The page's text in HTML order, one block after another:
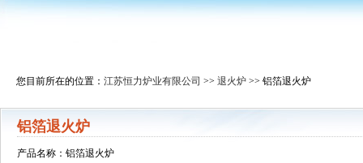
您目前所在的位置： 江苏恒力炉业有限公司 >> 退火炉 >> 铝箔退火炉
铝箔退火炉
产品名称：铝箔退火炉